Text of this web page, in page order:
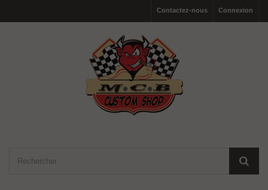
Connexion
Contactez-nous